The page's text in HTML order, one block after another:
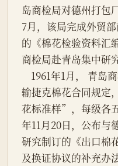
岛商检局对德州打包
7月，该局完成外贸
的《棉花检验资料汇
商检局赴青岛集中研
输捷克棉花合同规定
花标准样”，每级各
年11月20日，公布与
研究制订的《出口棉
及换证协议的补充办